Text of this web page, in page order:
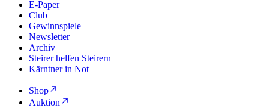
E-Paper
Club
Gewinnspiele
Newsletter
Archiv
Steirer helfen Steirern
Kärntner in Not
Shop
Auktion